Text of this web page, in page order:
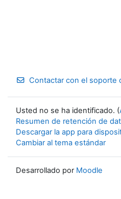
Contactar con el soporte
Usted no se ha identificado. (
Resumen de retención de
Descargar la app para
Cambiar al tema estándar
Desarrollado por Moodle